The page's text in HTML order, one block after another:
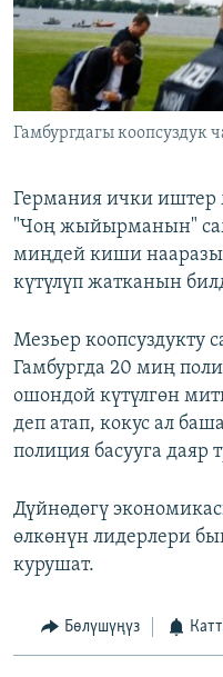
ЫҢГАЙСЫЗ СУРООЛОР
ЭЕ/АРнун бардык
Гамбургдагы коопсуздук
Германия ички иштер
"Чоң жыйырманын"
миңдей киши
күтүлүп жатканын
Мезьер коопсуздукту
Гамбургда 20 миң
ошондой күтүлгөн
деп атап, кокус ал
полиция басууга
Дүйнөдөгү
өлкөнүн лидерлери
курушат.
Бөлүшүңүз